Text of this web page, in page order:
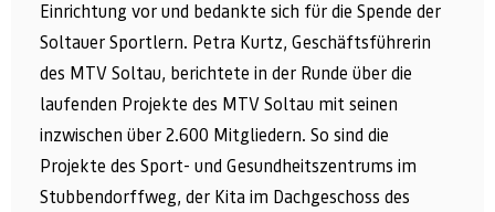
Einrichtung vor und bedankte sich für die Spende der
Soltauer Sportlern. Petra Kurtz, Geschäftsführerin
des MTV Soltau, berichtete in der Runde über die
laufenden Projekte des MTV Soltau mit seinen
inzwischen über 2.600 Mitgliedern. So sind die
Projekte des Sport- und Gesundheitszentrums im
Stubbendorffweg, der Kita im Dachgeschoss des